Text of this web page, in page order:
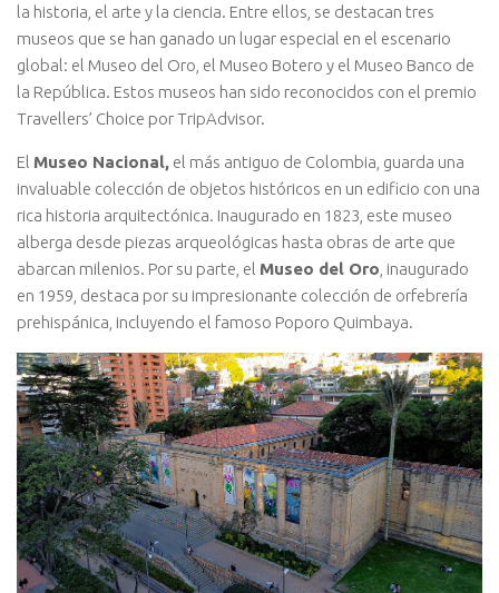
la historia, el arte y la ciencia. Entre ellos, se destacan tres
museos que se han ganado un lugar especial en el escenario
global: el Museo del Oro, el Museo Botero y el Museo Banco de
la República. Estos museos han sido reconocidos con el premio
Travellers’ Choice por TripAdvisor.
El Museo Nacional, el más antiguo de Colombia, guarda una
invaluable colección de objetos históricos en un edificio con una
rica historia arquitectónica. Inaugurado en 1823, este museo
alberga desde piezas arqueológicas hasta obras de arte que
abarcan milenios. Por su parte, el Museo del Oro , inaugurado
en 1959, destaca por su impresionante colección de orfebrería
prehispánica, incluyendo el famoso Poporo Quimbaya.